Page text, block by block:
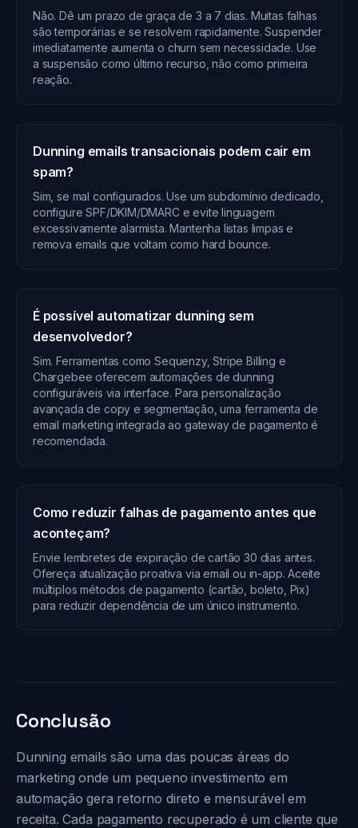
Não. Dê um prazo de graça de 3 a 7 dias. Muitas falhas
são temporárias e se resolvem rapidamente. Suspender
imediatamente aumenta o churn sem necessidade. Use
a suspensão como último recurso, não como primeira
reação.
Dunning emails transacionais podem cair em
spam?
Sim, se mal configurados. Use um subdomínio dedicado,
configure SPF/DKIM/DMARC e evite linguagem
excessivamente alarmista. Mantenha listas limpas e
remova emails que voltam como hard bounce.
É possível automatizar dunning sem
desenvolvedor?
Sim. Ferramentas como Sequenzy, Stripe Billing e
Chargebee oferecem automações de dunning
configuráveis via interface. Para personalização
avançada de copy e segmentação, uma ferramenta de
email marketing integrada ao gateway de pagamento é
recomendada.
Como reduzir falhas de pagamento antes que
aconteçam?
Envie lembretes de expiração de cartão 30 dias antes.
Ofereça atualização proativa via email ou in-app. Aceite
múltiplos métodos de pagamento (cartão, boleto, Pix)
para reduzir dependência de um único instrumento.
Conclusão
Dunning emails são uma das poucas áreas do
marketing onde um pequeno investimento em
automação gera retorno direto e mensurável em
receita. Cada pagamento recuperado é um cliente que